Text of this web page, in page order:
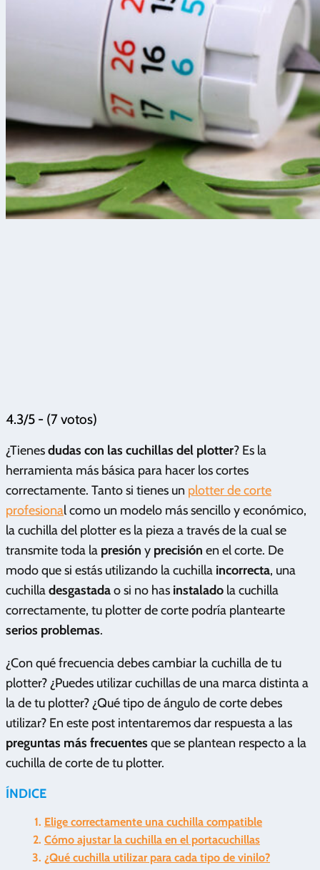
4.3/5 - (7 votos)
¿Tienesdudas con las cuchillas del plotter? Es la
herramienta más básica para hacer los cortes
correctamente. Tanto si tienes un plotter de corte
profesional como un modelo más sencillo y económico,
la cuchilla del plotter es la pieza a través de la cual se
transmite toda la presión y precisión en el corte. De
modo que si estás utilizando la cuchilla incorrecta, una
cuchilladesgastadao si no has instalado la cuchilla
correctamente, tu plotter de corte podría plantearte
serios problemas.
¿Con qué frecuencia debes cambiar la cuchilla de tu
plotter? ¿Puedes utilizar cuchillas de una marca distinta a
la de tu plotter? ¿Qué tipo de ángulo de corte debes
utilizar? En este post intentaremos dar respuesta a las
preguntas más frecuentes que se plantean respecto a la
cuchilla de corte de tu plotter.
ÍNDICE
Elige correctamente una cuchilla compatible
Cómo ajustar la cuchilla en el portacuchillas
¿Qué cuchilla utilizar para cada tipo de vinilo?